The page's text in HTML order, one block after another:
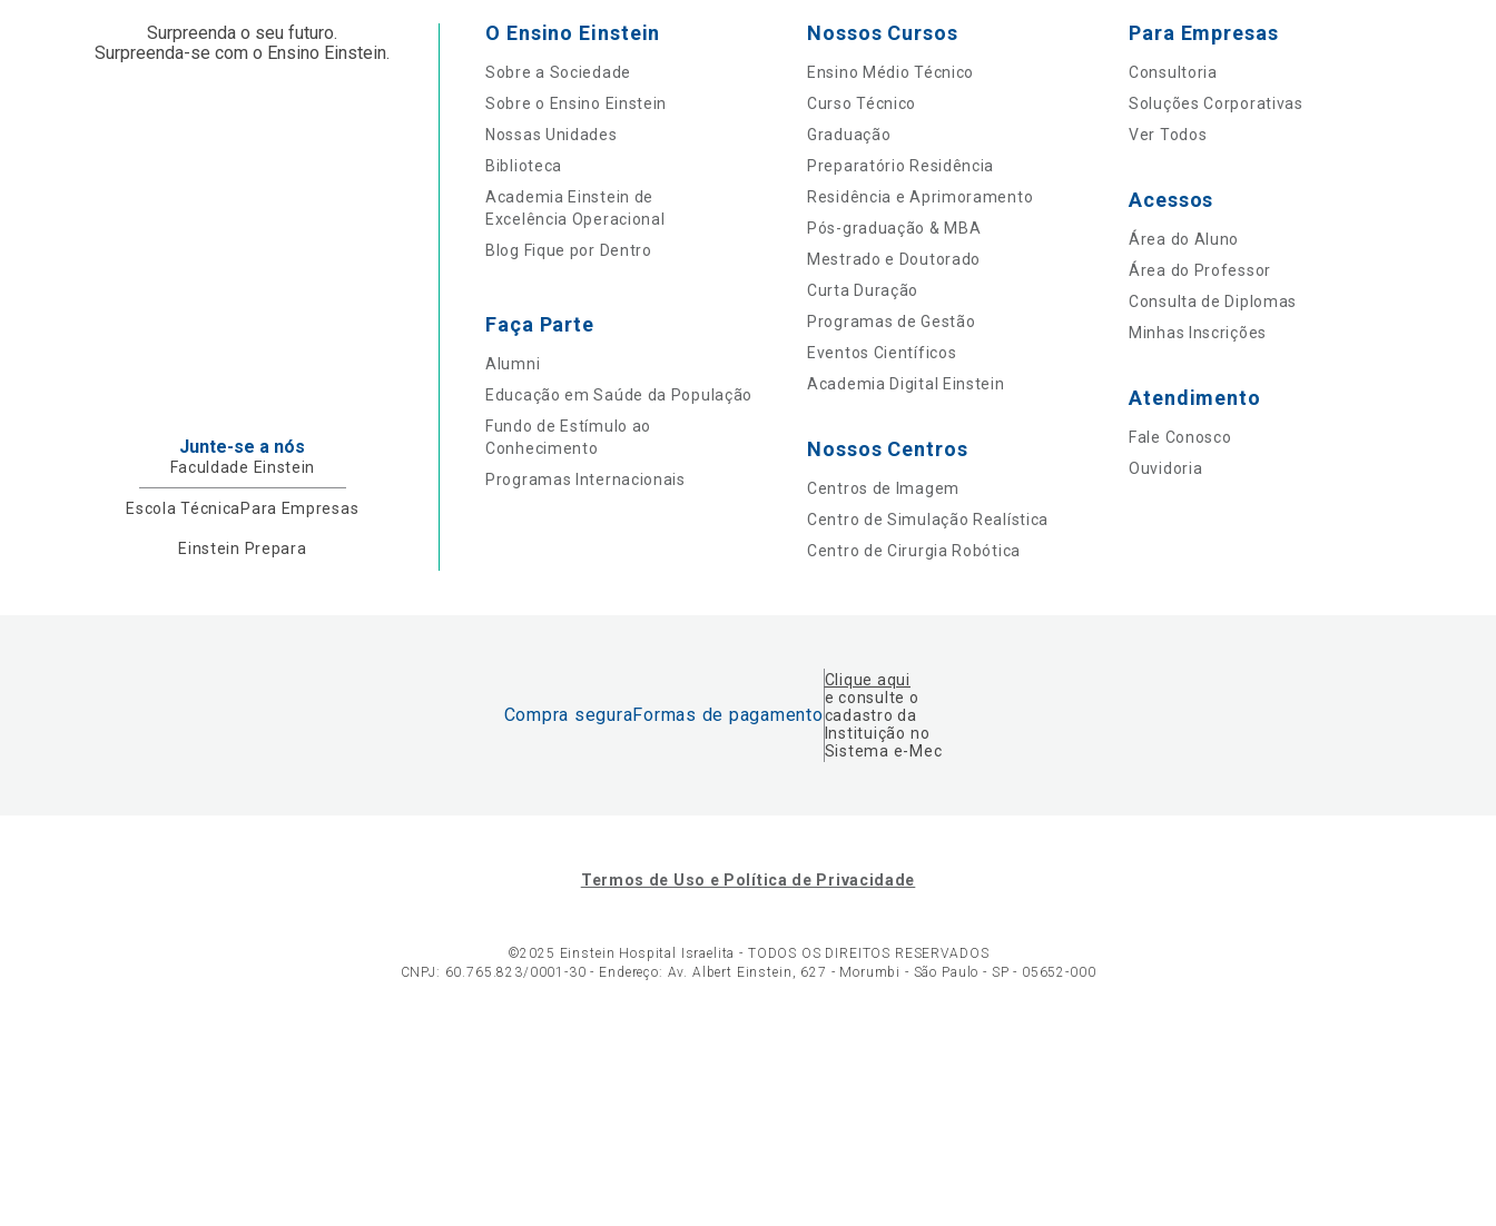
Surpreenda o seu futuro.
Surpreenda-se com o Ensino Einstein.
Junte-se a nós
Faculdade Einstein
Escola Técnica Para Empresas
Einstein Prepara
O Ensino Einstein
Sobre a Sociedade
Sobre o Ensino Einstein
Nossas Unidades
Biblioteca
Academia Einstein de
Excelência Operacional
Blog Fique por Dentro
Faça Parte
Alumni
Educação em Saúde da População
Fundo de Estímulo ao
Conhecimento
Programas Internacionais
Nossos Cursos
Ensino Médio Técnico
Curso Técnico
Graduação
Preparatório Residência
Residência e Aprimoramento
Pós-graduação & MBA
Mestrado e Doutorado
Curta Duração
Programas de Gestão
Eventos Científicos
Academia Digital Einstein
Nossos Centros
Centros de Imagem
Centro de Simulação Realística
Centro de Cirurgia Robótica
Para Empresas
Consultoria
Soluções Corporativas
Ver Todos
Acessos
Área do Aluno
Área do Professor
Consulta de Diplomas
Minhas Inscrições
Atendimento
Fale Conosco
Ouvidoria
Compra seguraFormas de pagamento
Clique aqui
e consulte o
cadastro da
Instituição no
Sistema e-Mec
Termos de Uso e Política de Privacidade
©2025 Einstein Hospital Israelita - TODOS OS DIREITOS RESERVADOS
CNPJ: 60.765.823/0001-30 - Endereço: Av. Albert Einstein, 627 - Morumbi - São Paulo - SP - 05652-000